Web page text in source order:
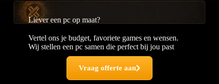
Liever een pc op maat?
Vertel ons je budget, favoriete games en wensen.
Wij stellen een pc samen die perfect bij jou past
Vraag offerte aan